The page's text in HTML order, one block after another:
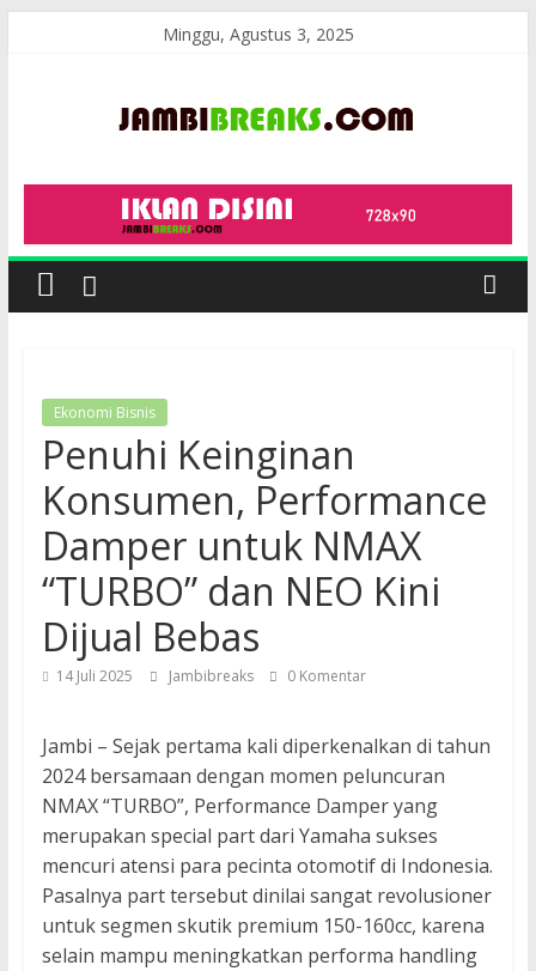
Minggu, Agustus 3, 2025
JambiBreaks
Ekonomi Bisnis
Penuhi Keinginan
Konsumen, Performance
Damper untuk NMAX
“TURBO” dan NEO Kini
Dijual Bebas
14 Juli 2025 Jambibreaks 0 Komentar
Jambi – Sejak pertama kali diperkenalkan di tahun
2024 bersamaan dengan momen peluncuran
NMAX “TURBO”, Performance Damper yang
merupakan special part dari Yamaha sukses
mencuri atensi para pecinta otomotif di Indonesia.
Pasalnya part tersebut dinilai sangat revolusioner
untuk segmen skutik premium 150-160cc, karena
selain mampu meningkatkan performa handling